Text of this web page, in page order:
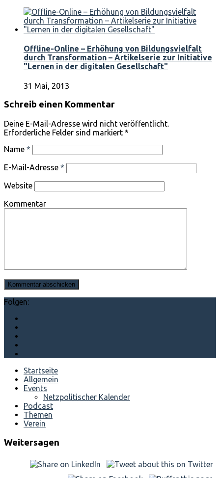
Offline-Online – Erhöhung von Bildungsvielfalt
durch Transformation – Artikelserie zur Initiative
"Lernen in der digitalen Gesellschaft"
31 Mai, 2013
Schreib einen Kommentar
Deine E-Mail-Adresse wird nicht veröffentlicht.
Erforderliche Felder sind markiert *
Name *
E-Mail-Adresse *
Website
Kommentar
Folgen:
Startseite
Allgemein
Events
Netzpolitischer Kalender
Podcast
Themen
Verein
Weitersagen